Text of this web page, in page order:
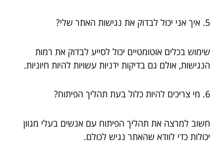
5. איך אני יכול לבדוק את נגישות האתר שלי?
שימוש בכלים אוטומטיים יכול לסייע לבדוק את רמות
הנגישות, אולם גם בדיקות ידניות עשויות להיות חיוניות.
6. מי צריכים להיות כלול בעת תהליך הפיתוח?
חשוב למרצה את תהליך הפיתוח עם אנשים בעלי מגוון
יכולות כדי לוודא שהאתר נגיש לכולם.